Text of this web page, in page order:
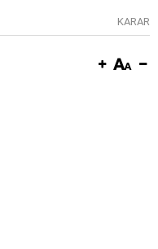
KARAR